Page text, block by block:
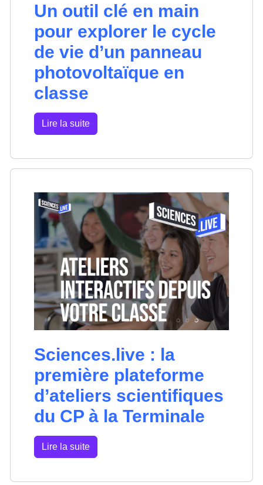
Un outil clé en main
pour explorer le cycle
de vie d’un panneau
photovoltaïque en
classe
Lire la suite
Sciences.live : la
première plateforme
d’ateliers scientifiques
du CP à la Terminale
Lire la suite